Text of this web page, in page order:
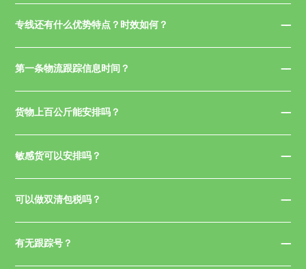
专线还有什么优势特点？时效如何？
第一条物流跟踪信息时间？
货物上百公斤能安排吗？
敏感货可以安排吗？
可以做双清包税吗？
有无跟踪号？